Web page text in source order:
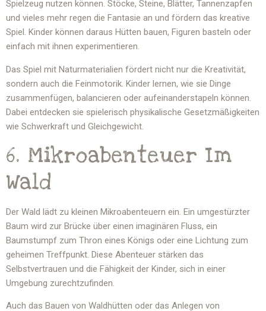
Spielzeug nutzen können. Stöcke, Steine, Blätter, Tannenzapfen
und vieles mehr regen die Fantasie an und fördern das kreative
Spiel. Kinder können daraus Hütten bauen, Figuren basteln oder
einfach mit ihnen experimentieren.
Das Spiel mit Naturmaterialien fördert nicht nur die Kreativität,
sondern auch die Feinmotorik. Kinder lernen, wie sie Dinge
zusammenfügen, balancieren oder aufeinanderstapeln können.
Dabei entdecken sie spielerisch physikalische Gesetzmäßigkeiten
wie Schwerkraft und Gleichgewicht.
6. Mikroabenteuer Im
Wald
Der Wald lädt zu kleinen Mikroabenteuern ein. Ein umgestürzter
Baum wird zur Brücke über einen imaginären Fluss, ein
Baumstumpf zum Thron eines Königs oder eine Lichtung zum
geheimen Treffpunkt. Diese Abenteuer stärken das
Selbstvertrauen und die Fähigkeit der Kinder, sich in einer
Umgebung zurechtzufinden.
Auch das Bauen von Waldhütten oder das Anlegen von